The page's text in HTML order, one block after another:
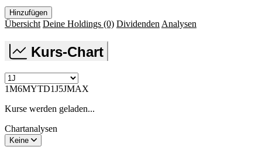
Hinzufügen
Übersicht Deine Holdings (0) Dividenden Analysen
Kurs-Chart
1M6MYTD1J5JMAX
Kurse werden geladen...
Chartanalysen
Keine